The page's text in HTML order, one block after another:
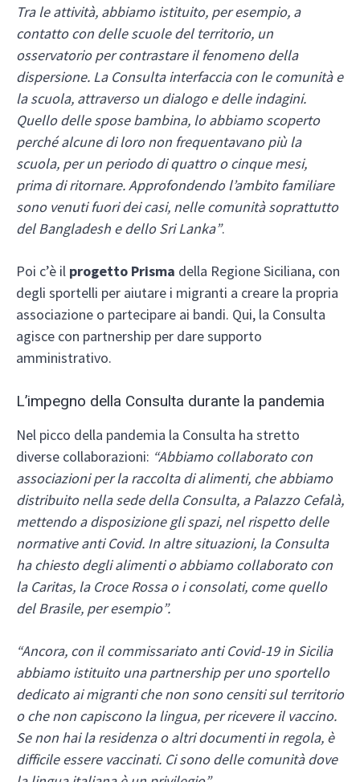
Tra le attività, abbiamo istituito, per esempio, a
contatto con delle scuole del territorio, un
osservatorio per contrastare il fenomeno della
dispersione. La Consulta interfaccia con le comunità e
la scuola, attraverso un dialogo e delle indagini.
Quello delle spose bambina, lo abbiamo scoperto
perché alcune di loro non frequentavano più la
scuola, per un periodo di quattro o cinque mesi,
prima di ritornare. Approfondendo l’ambito familiare
sono venuti fuori dei casi, nelle comunità soprattutto
del Bangladesh e dello Sri Lanka”.
Poi c’è il progetto Prisma della Regione Siciliana, con
degli sportelli per aiutare i migranti a creare la propria
associazione o partecipare ai bandi. Qui, la Consulta
agisce con partnership per dare supporto
amministrativo.
L’impegno della Consulta durante la pandemia
Nel picco della pandemia la Consulta ha stretto
diverse collaborazioni: “Abbiamo collaborato con
associazioni per la raccolta di alimenti, che abbiamo
distribuito nella sede della Consulta, a Palazzo Cefalà,
mettendo a disposizione gli spazi, nel rispetto delle
normative anti Covid. In altre situazioni, la Consulta
ha chiesto degli alimenti o abbiamo collaborato con
la Caritas, la Croce Rossa o i consolati, come quello
del Brasile, per esempio”.
“Ancora, con il commissariato anti Covid-19 in Sicilia
abbiamo istituito una partnership per uno sportello
dedicato ai migranti che non sono censiti sul territorio
o che non capiscono la lingua, per ricevere il vaccino.
Se non hai la residenza o altri documenti in regola, è
difficile essere vaccinati. Ci sono delle comunità dove